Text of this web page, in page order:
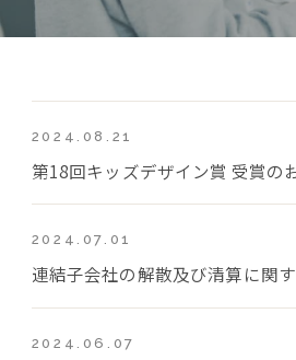
2024.08.21
第18回キッズデザイン賞 受賞の
2024.07.01
連結子会社の解散及び清算に関
2024.06.07